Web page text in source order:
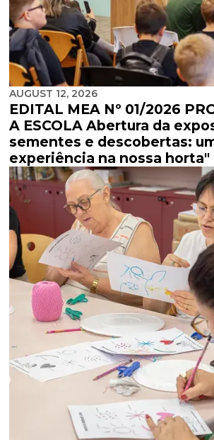
AUGUST 12, 2026
EDITAL MEA Nº 01/2026
A ESCOLA Abertura da
sementes e descobertas:
experiência na nossa horta"